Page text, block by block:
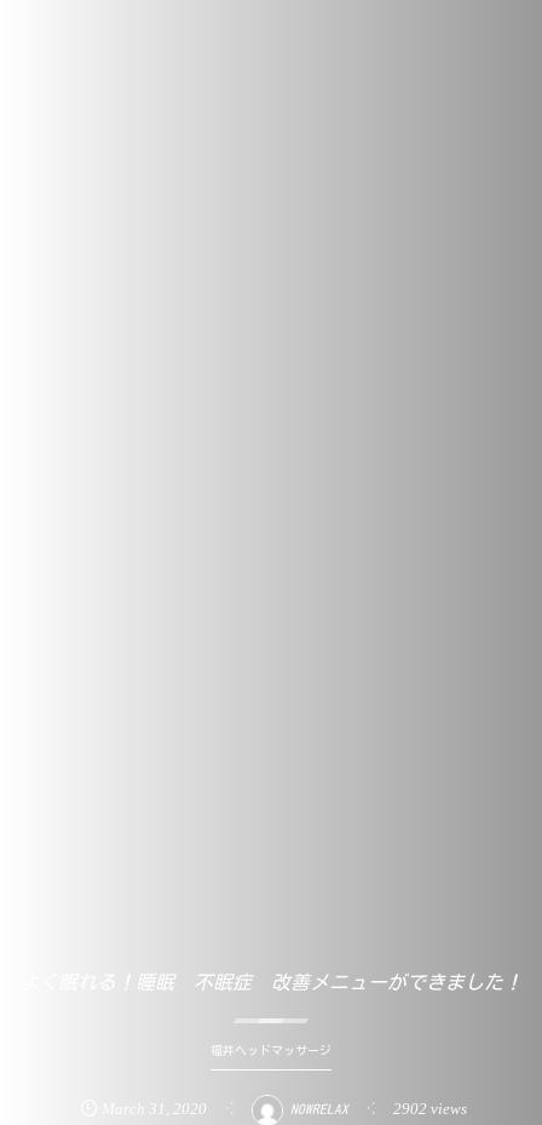
よく眠れる！睡眠 不眠症 改善メニューができました！
福井ヘッドマッサージ
March 31 , 2020 NOWRELAX 2902 views